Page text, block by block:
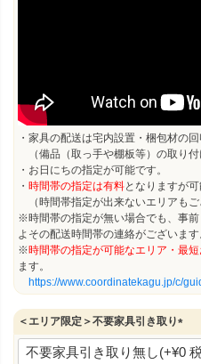
・家具の配送は宅内設置・梱包材の回
（備品（取っ手や棚板等）の取り付
・お日にちの指定が可能です。
・ 時間帯の指定は有料となりますが可
（時間帯指定が出来ないエリアもご
※時間帯の指定が無い場合でも、事
よその配送時間帯の連絡がございます
※時間帯の指定が可能なエリア・最短
ます。
https://www.coordinatekagu.jp/c/
＜エリア限定＞不要家具引き取り
(
必